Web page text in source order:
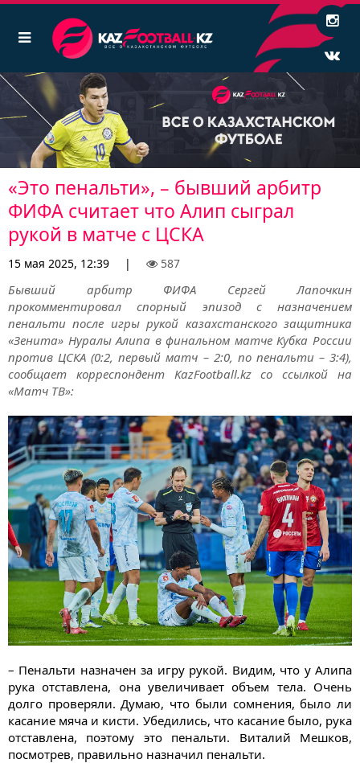
«Это пенальти», – бывший арбитр
ФИФА считает что Алип сыграл
рукой в матче с ЦСКА
15 мая 2025, 12:39 | 587
Бывший арбитр ФИФА Сергей Лапочкин
прокомментировал спорный эпизод с назначением
пенальти после игры рукой казахстанского защитника
«Зенита» Нуралы Алипа в финальном матче Кубка России
против ЦСКА (0:2, первый матч – 2:0, по пенальти – 3:4),
сообщает корреспондент KazFootball.kz со ссылкой на
«Матч ТВ»:
– Пенальти назначен за игру рукой. Видим, что у Алипа
рука отставлена, она увеличивает объем тела. Очень
долго проверяли. Думаю, что были сомнения, было ли
касание мяча и кисти. Убедились, что касание было, рука
отставлена, поэтому это пенальти. Виталий Мешков,
посмотрев, правильно назначил пенальти.